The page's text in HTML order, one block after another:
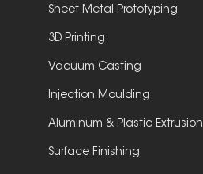
Sheet Metal Prototyping
3D Printing
Vacuum Casting
Injection Moulding
Aluminum & Plastic Extrusion
Surface Finishing